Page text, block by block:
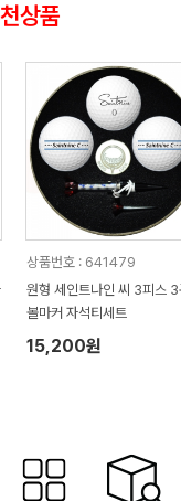
상품
상품번호 : 641479
원형 세인트나인 씨 3피스 3
볼마커 자석티세트
15,200원